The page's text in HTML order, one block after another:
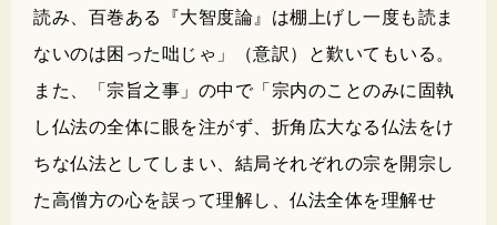
読み、百巻ある『大智度論』は棚上げし一度も読ま
ないのは困った咄じゃ」（意訳）と歎いてもいる。
また、「宗旨之事」の中で「宗内のことのみに固執
し仏法の全体に眼を注がず、折角広大なる仏法をけ
ちな仏法としてしまい、結局それぞれの宗を開宗し
た高僧方の心を誤って理解し、仏法全体を理解せ